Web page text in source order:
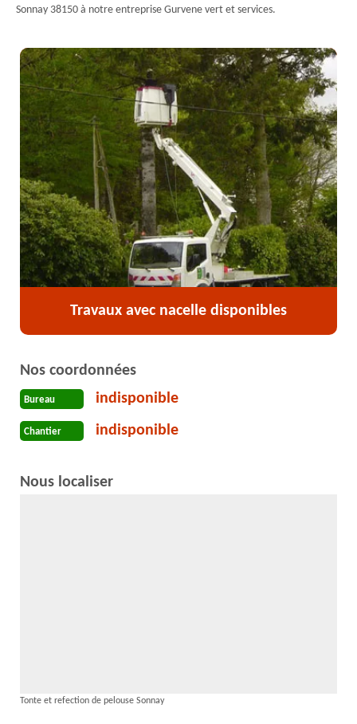
Sonnay 38150 à notre entreprise Gurvene vert et services.
Travaux avec nacelle disponibles
Nos coordonnées
Bureau indisponible
Chantier indisponible
Nous localiser
Tonte et refection de pelouse Sonnay